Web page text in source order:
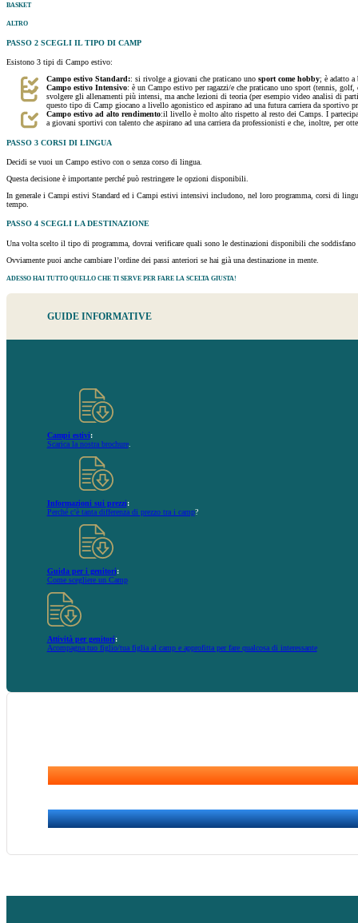
BASKET
ALTRO
PASSO 2 SCEGLI IL TIPO DI CAMP
Esistono 3 tipi di Campo estivo:
Campo estivo Standard:: si rivolge a giovani che praticano uno sport come hobby; è adatto a
Campo estivo Intensivo: è un Campo estivo per ragazzi/e che praticano uno sport (tennis,
svolgere gli allenamenti più intensi, ma anche lezioni di teoria (per esempio video analisi di
questo tipo di Camp giocano a livello agonistico ed aspirano ad una futura carriera da sportivo
Campo estivo ad alto rendimento:il livello è molto alto rispetto al resto dei Camps. I
a giovani sportivi con talento che aspirano ad una carriera da professionisti e che, inoltre, per
PASSO 3 CORSI DI LINGUA
Decidi se vuoi un Campo estivo con o senza corso di lingua.
Questa decisione è importante perché può restringere le opzioni disponibili.
In generale i Campi estivi Standard ed i Campi estivi intensivi includono, nel loro programma, corsi di
tempo.
PASSO 4 SCEGLI LA DESTINAZIONE
Una volta scelto il tipo di programma, dovrai verificare quali sono le destinazioni disponibili che
Ovviamente puoi anche cambiare l’ordine dei passi anteriori se hai già una destinazione in mente.
ADESSO HAI TUTTO QUELLO CHE TI SERVE PER FARE LA SCELTA GIUSTA!
GUIDE INFORMATIVE
Campi estivi:
Scarica la nostra brochure.
Informazioni sui prezzi:
Perché c’è tanta differenza di prezzo tra i camp?
Guida per i genitori:
Come scegliere un Camp
Attività per genitori:
Acompagna tuo figlio/tua figlia al camp e approfitta per fare qualcosa di interessante